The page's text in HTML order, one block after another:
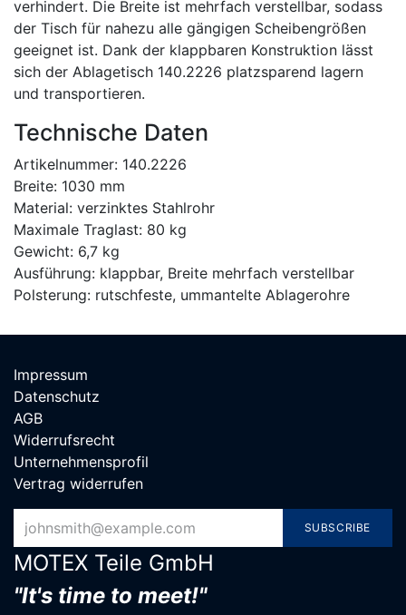
verhindert. Die Breite ist mehrfach verstellbar, sodass
der Tisch für nahezu alle gängigen Scheibengrößen
geeignet ist. Dank der klappbaren Konstruktion lässt
sich der Ablagetisch 140.2226 platzsparend lagern
und transportieren.
Technische Daten
Artikelnummer: 140.2226
Breite: 1030 mm
Material: verzinktes Stahlrohr
Maximale Traglast: 80 kg
Gewicht: 6,7 kg
Ausführung: klappbar, Breite mehrfach verstellbar
Polsterung: rutschfeste, ummantelte Ablagerohre
Impressum
Datenschutz
AGB
Widerrufsrecht
Unternehmensprofil
Vertrag widerrufen
SUBSCRIBE
MOTEX Teile G​mbH
"It's time to meet!"